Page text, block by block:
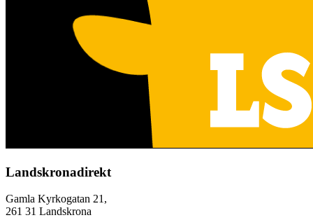
Landskronadirekt
Gamla Kyrkogatan 21,
261 31 Landskrona